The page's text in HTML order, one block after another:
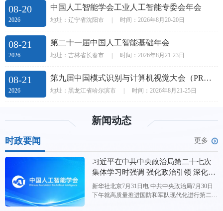
08-20
2026
中国人工智能学会工业人工智能专委会年会
地址：辽宁省沈阳市 | 时间：2026年8月20-20日
08-21
2026
第二十一届中国人工智能基础年会
地址：吉林省长春市 | 时间：2026年8月21-23日
08-21
2026
第九届中国模式识别与计算机视觉大会（PRCV 2026）
地址：黑龙江省哈尔滨市 | 时间：2026年8月21-25日
新闻动态
时政要闻 更多
习近平在中共中央政治局第二十七次
集体学习时强调 强化政治引领 深化创
新发展 高质量推进国防和军队现代化
新华社北京7月31日电 中共中央政治局7月30日
下午就高质量推进国防和军队现代化进行第二十